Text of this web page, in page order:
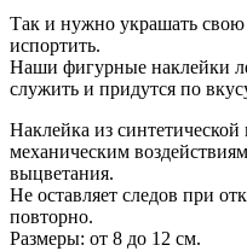
Так и нужно украшать свою
испортить.
Наши фигурные наклейки
служить и придутся по
Наклейка из
механическим
выцветания.
Не оставляет следов при
повторно.
Размеры: от 8 до 12 см.